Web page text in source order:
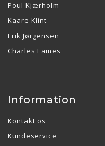
Poul Kjærholm
Kaare Klint
Erik Jørgensen
Charles Eames
Information
Kontakt os
Kundeservice